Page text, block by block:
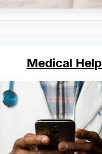
Medical Help